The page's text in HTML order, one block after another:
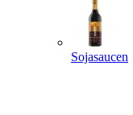
Sojasaucen